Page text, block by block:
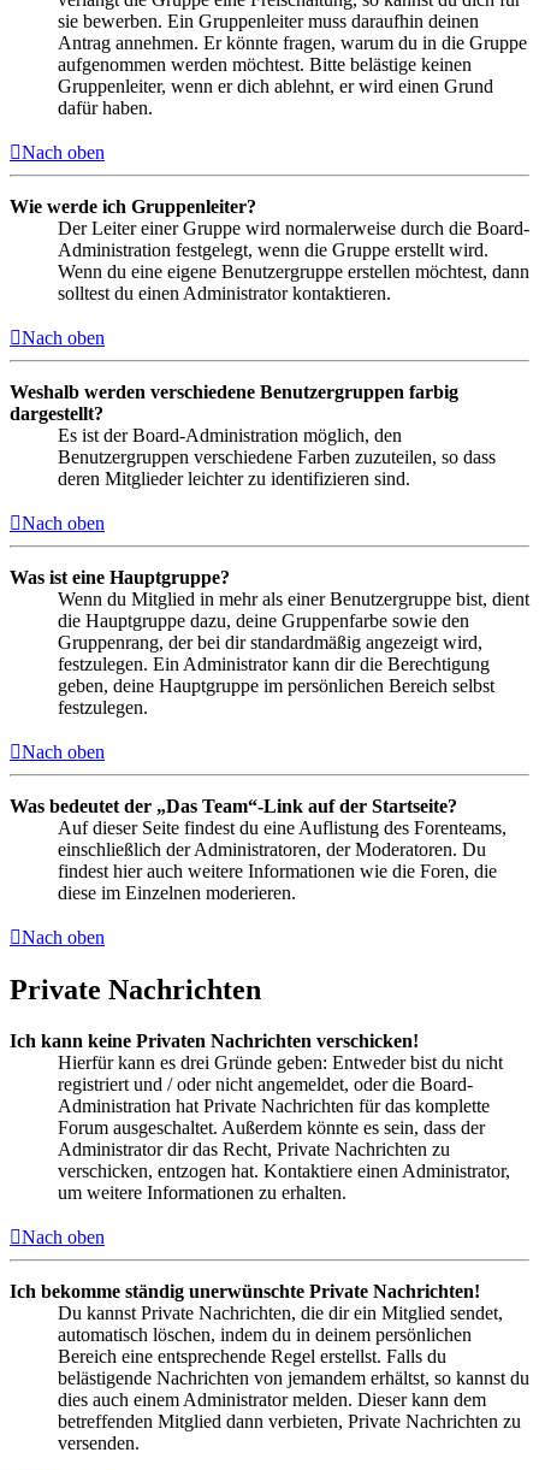
sie bewerben. Ein Gruppenleiter muss daraufhin deinen
Antrag annehmen. Er könnte fragen, warum du in die Gruppe
aufgenommen werden möchtest. Bitte belästige keinen
Gruppenleiter, wenn er dich ablehnt, er wird einen Grund
dafür haben.
Nach oben
Wie werde ich Gruppenleiter?
Der Leiter einer Gruppe wird normalerweise durch die Board-
Administration festgelegt, wenn die Gruppe erstellt wird.
Wenn du eine eigene Benutzergruppe erstellen möchtest, dann
solltest du einen Administrator kontaktieren.
Nach oben
Weshalb werden verschiedene Benutzergruppen farbig
dargestellt?
Es ist der Board-Administration möglich, den
Benutzergruppen verschiedene Farben zuzuteilen, so dass
deren Mitglieder leichter zu identifizieren sind.
Nach oben
Was ist eine Hauptgruppe?
Wenn du Mitglied in mehr als einer Benutzergruppe bist, dient
die Hauptgruppe dazu, deine Gruppenfarbe sowie den
Gruppenrang, der bei dir standardmäßig angezeigt wird,
festzulegen. Ein Administrator kann dir die Berechtigung
geben, deine Hauptgruppe im persönlichen Bereich selbst
festzulegen.
Nach oben
Was bedeutet der „Das Team“-Link auf der Startseite?
Auf dieser Seite findest du eine Auflistung des Forenteams,
einschließlich der Administratoren, der Moderatoren. Du
findest hier auch weitere Informationen wie die Foren, die
diese im Einzelnen moderieren.
Nach oben
Private Nachrichten
Ich kann keine Privaten Nachrichten verschicken!
Hierfür kann es drei Gründe geben: Entweder bist du nicht
registriert und / oder nicht angemeldet, oder die Board-
Administration hat Private Nachrichten für das komplette
Forum ausgeschaltet. Außerdem könnte es sein, dass der
Administrator dir das Recht, Private Nachrichten zu
verschicken, entzogen hat. Kontaktiere einen Administrator,
um weitere Informationen zu erhalten.
Nach oben
Ich bekomme ständig unerwünschte Private Nachrichten!
Du kannst Private Nachrichten, die dir ein Mitglied sendet,
automatisch löschen, indem du in deinem persönlichen
Bereich eine entsprechende Regel erstellst. Falls du
belästigende Nachrichten von jemandem erhältst, so kannst du
dies auch einem Administrator melden. Dieser kann dem
betreffenden Mitglied dann verbieten, Private Nachrichten zu
versenden.